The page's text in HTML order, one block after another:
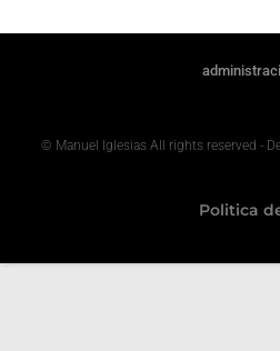
© Manuel Iglesias All rights reserved -
Politica